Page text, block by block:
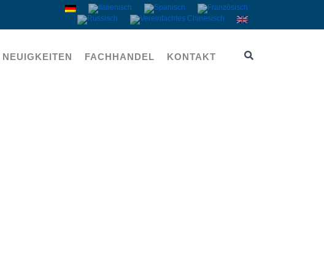
NEUIGKEITEN FACHHANDEL KONTAKT